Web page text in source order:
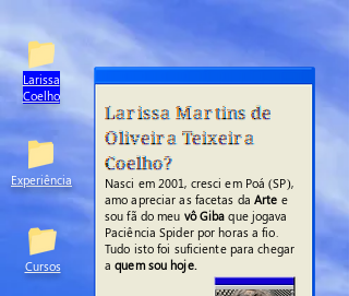
Larissa
Coelho
Experiência
Cursos
Larissa Martins de
Oliveira Teixeira
Coelho?
Nasci em 2001, cresci em Poá (SP),
amo apreciar as facetas da Arte e
sou fã do meu vô Giba que jogava
Paciência Spider por horas a fio.
Tudo isto foi suficiente para chegar
aquem sou hoje.